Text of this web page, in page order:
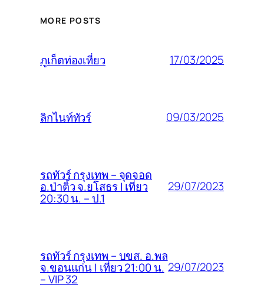
MORE POSTS
ภูเก็ตท่องเที่ยว 17/03/2025
ลิกไนท์ทัวร์ 09/03/2025
รถทัวร์ กรุงเทพ – จุดจอด
อ.ป่าติ้ว จ.ยโสธร | เที่ยว
20:30 น. – ป.1
29/07/2023
รถทัวร์ กรุงเทพ – บขส. อ.พล
จ.ขอนแก่น | เที่ยว 21:00 น.
– VIP 32
29/07/2023